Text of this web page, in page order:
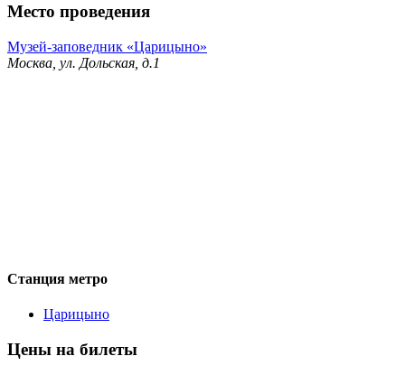
Место проведения
Музей-заповедник «Царицыно»
Москва, ул. Дольская, д.1
Станция метро
Царицыно
Цены на билеты